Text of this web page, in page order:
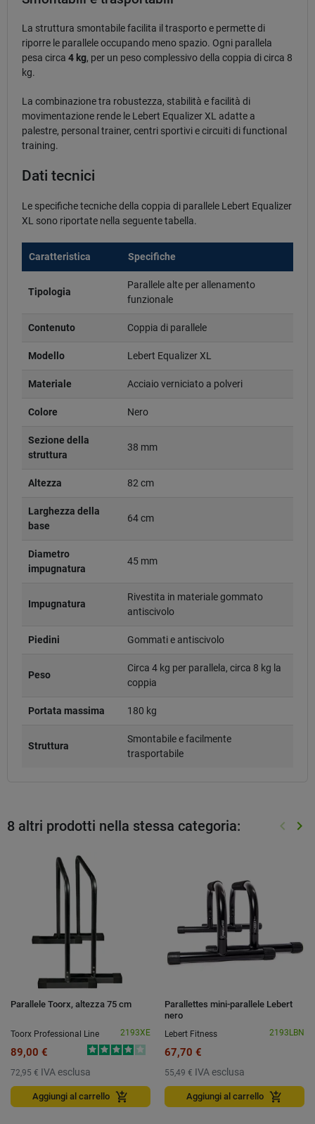
La struttura smontabile facilita il trasporto e permette di
riporre le parallele occupando meno spazio. Ogni parallela
pesa circa 4 kg, per un peso complessivo della coppia di circa 8
kg.
La combinazione tra robustezza, stabilità e facilità di
movimentazione rende le Lebert Equalizer XL adatte a
palestre, personal trainer, centri sportivi e circuiti di functional
training.
Dati tecnici
Le specifiche tecniche della coppia di parallele Lebert Equalizer
XL sono riportate nella seguente tabella.
Caratteristica Specifiche
Tipologia
Parallele alte per allenamento
funzionale
Contenuto Coppia di parallele
Modello Lebert Equalizer XL
Materiale Acciaio verniciato a polveri
Colore Nero
Sezione della
struttura
38 mm
Altezza 82 cm
Larghezza della
base
64 cm
Diametro
impugnatura
45 mm
Impugnatura
Rivestita in materiale gommato
antiscivolo
Piedini Gommati e antiscivolo
Peso
Circa 4 kg per parallela, circa 8 kg la
coppia
Portata massima 180 kg
Struttura
Smontabile e facilmente
trasportabile
8 altri prodotti nella stessa categoria: keyboard_arrow_left keyboard_arrow_right
Parallele Toorx, altezza 75 cm
Toorx Professional Line 2193XE
89,00 €
72,95 € IVA esclusa
Aggiungi al carrello add_shopping_cart
Parallettes mini-parallele Lebert
nero
Lebert Fitness
2193LBN
67,70 €
55,49 € IVA esclusa
Aggiungi al carrello add_shopping_cart